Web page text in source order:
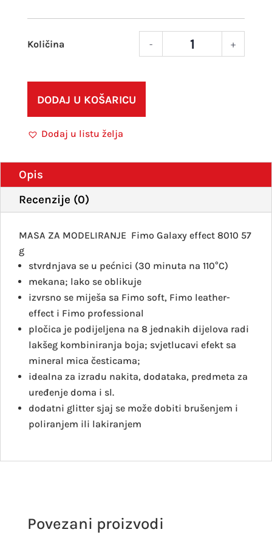
- +
DODAJ U KOŠARICU
Dodaj u listu želja
Opis
Recenzije (0)
MASA ZA MODELIRANJE Fimo Galaxy effect 8010 57
g
stvrdnjava se u pećnici (30 minuta na 110°C)
mekana; lako se oblikuje
izvrsno se miješa sa Fimo soft, Fimo leather-
effect i Fimo professional
pločica je podijeljena na 8 jednakih dijelova radi
lakšeg kombiniranja boja; svjetlucavi efekt sa
mineral mica česticama;
idealna za izradu nakita, dodataka, predmeta za
uređenje doma i sl.
dodatni glitter sjaj se može dobiti brušenjem i
poliranjem ili lakiranjem
Povezani proizvodi